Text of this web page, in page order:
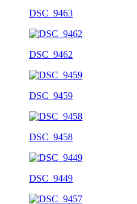
DSC_9463
DSC_9462
DSC_9459
DSC_9458
DSC_9449